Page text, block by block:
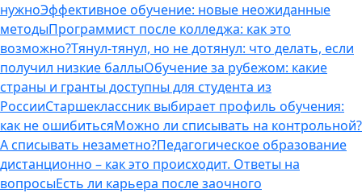
нужноЭффективное обучение: новые неожиданные
методыПрограммист после колледжа: как это
возможно?Тянул-тянул, но не дотянул: что делать, если
получил низкие баллыОбучение за рубежом: какие
страны и гранты доступны для студента из
РоссииСтаршеклассник выбирает профиль обучения:
как не ошибитьсяМожно ли списывать на контрольной?
А списывать незаметно?Педагогическое образование
дистанционно – как это происходит. Ответы на
вопросыЕсть ли карьера после заочного